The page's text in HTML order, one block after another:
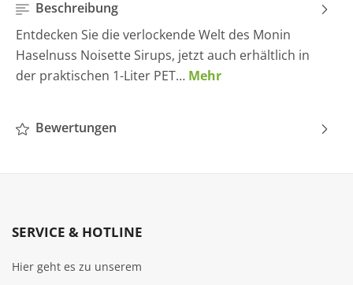
Beschreibung
Entdecken Sie die verlockende Welt des Monin
Haselnuss Noisette Sirups, jetzt auch erhältlich in
der praktischen 1-Liter PET… Mehr
Bewertungen
SERVICE & HOTLINE
Hier geht es zu unserem